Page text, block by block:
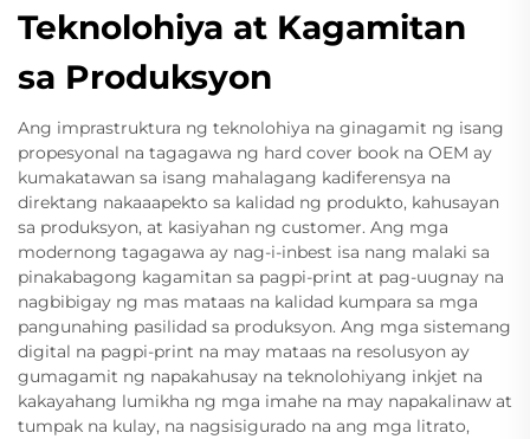
Teknolohiya at Kagamitan
sa Produksyon
Ang imprastruktura ng teknolohiya na ginagamit ng isang
propesyonal na tagagawa ng hard cover book na OEM ay
kumakatawan sa isang mahalagang kadiferensya na
direktang nakaaapekto sa kalidad ng produkto, kahusayan
sa produksyon, at kasiyahan ng customer. Ang mga
modernong tagagawa ay nag-i-inbest isa nang malaki sa
pinakabagong kagamitan sa pagpi-print at pag-uugnay na
nagbibigay ng mas mataas na kalidad kumpara sa mga
pangunahing pasilidad sa produksyon. Ang mga sistemang
digital na pagpi-print na may mataas na resolusyon ay
gumagamit ng napakahusay na teknolohiyang inkjet na
kakayahang lumikha ng mga imahe na may napakalinaw at
tumpak na kulay, na nagsisigurado na ang mga litrato,